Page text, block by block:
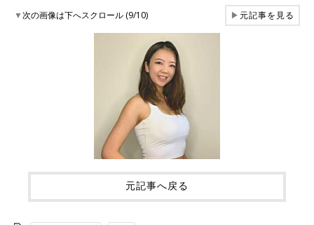
▼次の画像は下へスクロール (9/10) ▶元記事を見る
元記事へ戻る